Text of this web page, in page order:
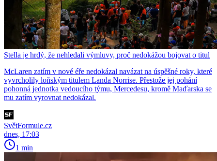
Stella je hrdý, že nehledali výmluvy, proč nedokážou bojovat o titul
McLaren zatím v nové éře nedokázal navázat na úspěšné roky, které
vyvrcholily loňským titulem Landa Norrise. Přestože jej pohání
pohonná jednotka vedoucího týmu, Mercedesu, kromě Maďarska se
mu zatím vyrovnat nedokázal.
SvětFormule.cz
dnes, 17:03
1 min